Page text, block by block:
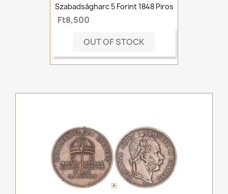
Szabadságharc 5 Forint 1848 Piros
Ft8,500
OUT OF STOCK